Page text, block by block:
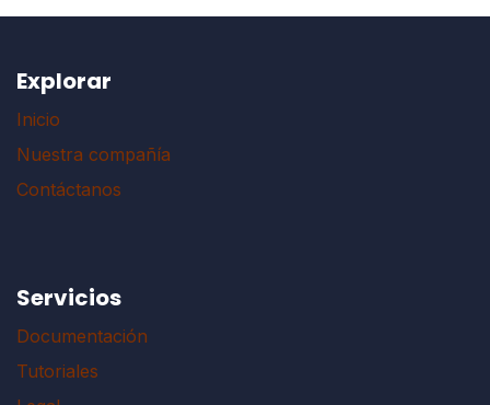
Explorar
Inicio
Nuestra compañía
Contáctanos
Servicios
Documentación
Tutoriales